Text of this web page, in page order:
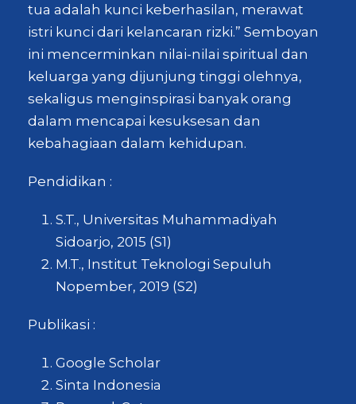
tua adalah kunci keberhasilan, merawat
istri kunci dari kelancaran rizki.” Semboyan
ini mencerminkan nilai-nilai spiritual dan
keluarga yang dijunjung tinggi olehnya,
sekaligus menginspirasi banyak orang
dalam mencapai kesuksesan dan
kebahagiaan dalam kehidupan.
Pendidikan :
S.T., Universitas Muhammadiyah
Sidoarjo, 2015 (S1)
M.T., Institut Teknologi Sepuluh
Nopember, 2019 (S2)
Publikasi :
Google Scholar
Sinta Indonesia